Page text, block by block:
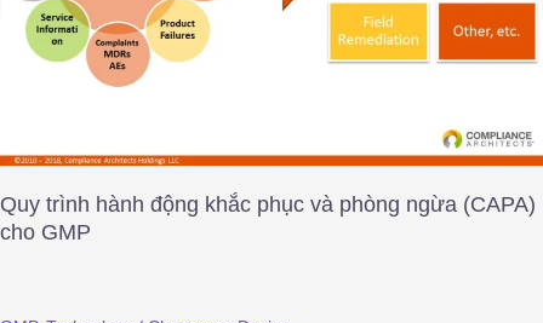
Quy trình hành động khắc phục và phòng ngừa (CAPA)
cho GMP
(CAPA)
cho